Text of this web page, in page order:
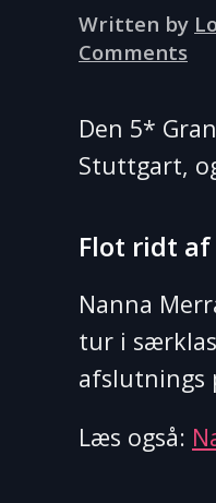
Written by
Commentson
i
Den 5*
Stuttgart,
Flot ridt af
Nanna
tur i
afslutnings
Læs også: